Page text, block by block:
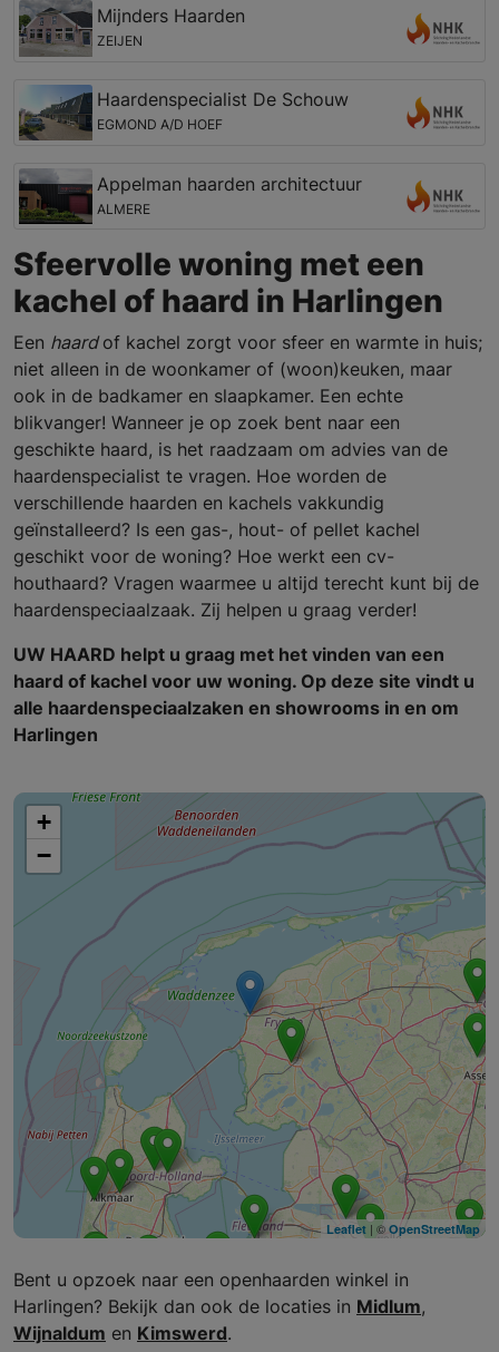
Mijnders Haarden
ZEIJEN
Haardenspecialist De Schouw
EGMOND A/D HOEF
Appelman haarden architectuur
ALMERE
Sfeervolle woning met een
kachel of haard in Harlingen
Een haard of kachel zorgt voor sfeer en warmte in huis;
niet alleen in de woonkamer of (woon)keuken, maar
ook in de badkamer en slaapkamer. Een echte
blikvanger! Wanneer je op zoek bent naar een
geschikte haard, is het raadzaam om advies van de
haardenspecialist te vragen. Hoe worden de
verschillende haarden en kachels vakkundig
geïnstalleerd? Is een gas-, hout- of pellet kachel
geschikt voor de woning? Hoe werkt een cv-
houthaard? Vragen waarmee u altijd terecht kunt bij de
haardenspeciaalzaak. Zij helpen u graag verder!
UW HAARD helpt u graag met het vinden van een
haard of kachel voor uw woning. Op deze site vindt u
alle haardenspeciaalzaken en showrooms in en om
Harlingen
+
−
Leaflet | © OpenStreetMap
Bent u opzoek naar een openhaarden winkel in
Harlingen? Bekijk dan ook de locaties in Midlum,
Wijnaldum en Kimswerd.